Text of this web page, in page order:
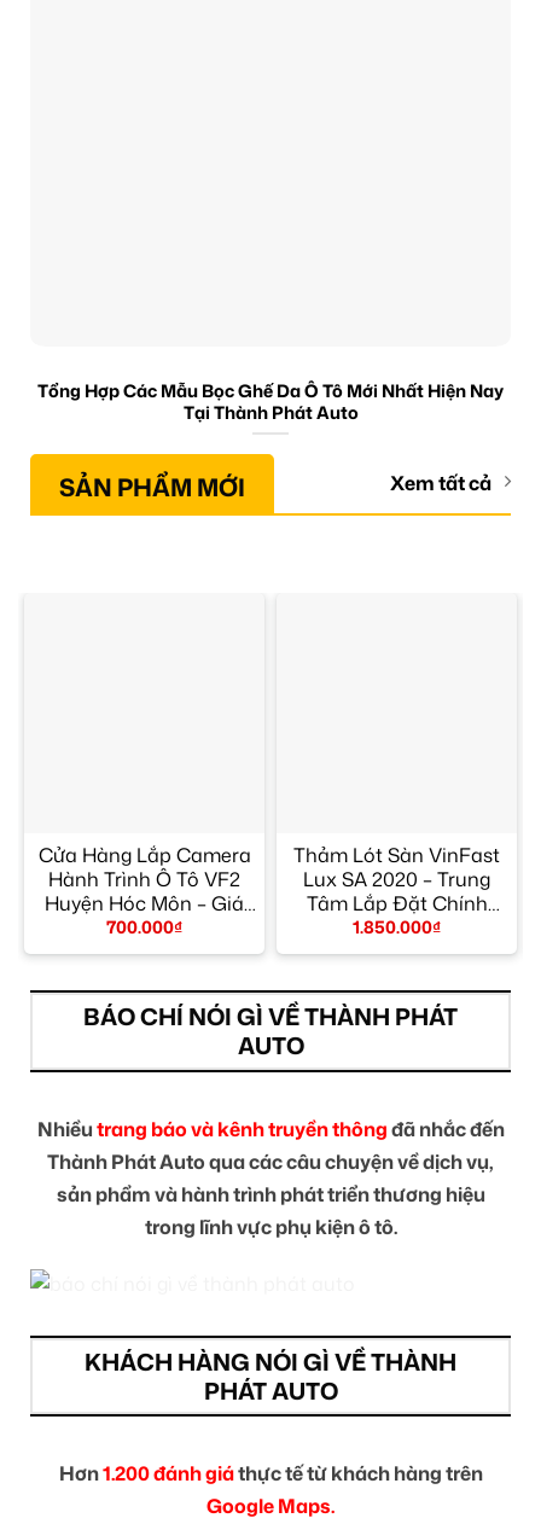
Tổng Hợp Các Mẫu Bọc Ghế Da Ô Tô Mới Nhất Hiện Nay
Tại Thành Phát Auto
SẢN PHẨM MỚI Xem tất cả
Cửa Hàng Lắp Camera
Hành Trình Ô Tô VF2
Huyện Hóc Môn – Giá
Tốt TPHCM
700.000₫
Thảm Lót Sàn VinFast
Lux SA 2020 – Trung
Tâm Lắp Đặt Chính
Hãng TPHCM
1.850.000₫
BÁO CHÍ NÓI GÌ VỀ THÀNH PHÁT
AUTO
Nhiềutrang báo và kênh truyền thôngđã nhắc đến
Thành Phát Auto qua các câu chuyện về dịch vụ,
sản phẩm và hành trình phát triển thương hiệu
trong lĩnh vực phụ kiện ô tô.
KHÁCH HÀNG NÓI GÌ VỀ THÀNH
PHÁT AUTO
Hơn1.200 đánh giáthực tế từ khách hàng trên
Google Maps.